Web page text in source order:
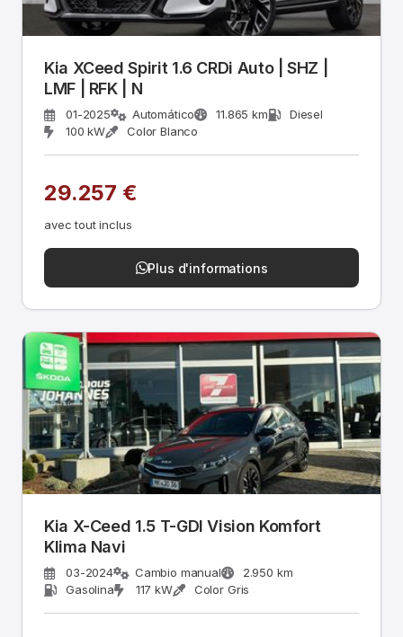
Kia XCeed Spirit 1.6 CRDi Auto | SHZ |
LMF | RFK | N
01-2025 Automático 11.865 km
Diesel
100 kW
Color Blanco
29.257 €
avec tout inclus
Plus d'informations
Kia X-Ceed 1.5 T-GDI Vision Komfort
Klima Navi
03-2024 Cambio manual
2.950 km
Gasolina
117 kW Color Gris